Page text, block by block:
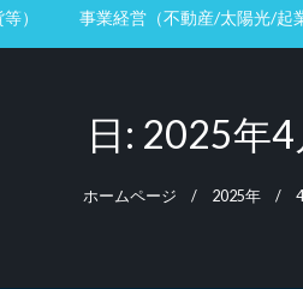
） 事業経営（不動産/太陽光/起
日: 2025年4
ホームページ 2025年